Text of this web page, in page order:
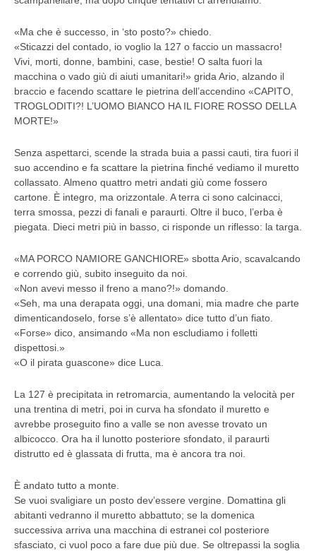
«Ma che è successo, in ‘sto posto?» chiedo.
«Sticazzi del contado, io voglio la 127 o faccio un massacro!
Vivi, morti, donne, bambini, case, bestie! O salta fuori la
macchina o vado giù di aiuti umanitari!» grida Ario, alzando il
braccio e facendo scattare le pietrina dell’accendino «CAPITO,
TROGLODITI?! L’UOMO BIANCO HA IL FIORE ROSSO DELLA
MORTE!»
Senza aspettarci, scende la strada buia a passi cauti, tira fuori il
suo accendino e fa scattare la pietrina finché vediamo il muretto
collassato. Almeno quattro metri andati giù come fossero
cartone. È integro, ma orizzontale. A terra ci sono calcinacci,
terra smossa, pezzi di fanali e paraurti. Oltre il buco, l’erba è
piegata. Dieci metri più in basso, ci risponde un riflesso: la targa.
«MA PORCO NAMIORE GANCHIORE» sbotta Ario, scavalcando
e correndo giù, subito inseguito da noi.
«Non avevi messo il freno a mano?!» domando.
«Seh, ma una derapata oggi, una domani, mia madre che parte
dimenticandoselo, forse s’è allentato» dice tutto d’un fiato.
«Forse» dico, ansimando «Ma non escludiamo i folletti
dispettosi.»
«O il pirata guascone» dice Luca.
La 127 è precipitata in retromarcia, aumentando la velocità per
una trentina di metri, poi in curva ha sfondato il muretto e
avrebbe proseguito fino a valle se non avesse trovato un
albicocco. Ora ha il lunotto posteriore sfondato, il paraurti
distrutto ed è glassata di frutta, ma è ancora tra noi.
È andato tutto a monte.
Se vuoi svaligiare un posto dev’essere vergine. Domattina gli
abitanti vedranno il muretto abbattuto; se la domenica
successiva arriva una macchina di estranei col posteriore
sfasciato, ci vuol poco a fare due più due. Se oltrepassi la soglia